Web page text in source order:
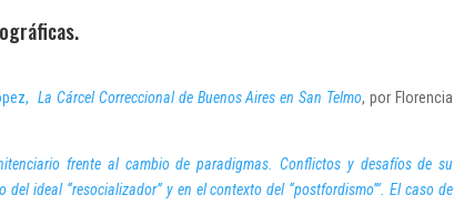
La Cárcel Correccional de Buenos Aires en San Telmo, por Florencia
frente al cambio de paradigmas. Conflictos y desafíos de su
del ideal “resocializador” y en el contexto del “postfordismo”’. El caso de